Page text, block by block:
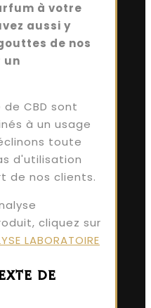
à votre
aussi y
de nos
un
CBD sont
à un usage
toute
d'utilisation
de nos clients.
cliquez sur
LABORATOIRE
DE